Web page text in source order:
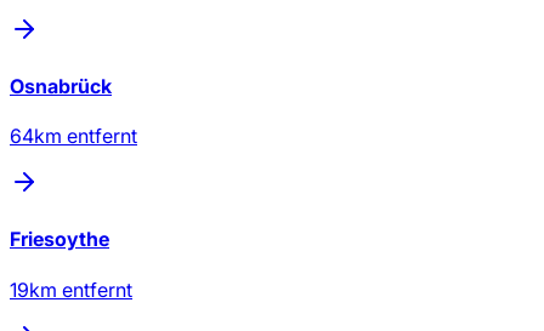
Osnabrück
64km entfernt
Friesoythe
19km entfernt